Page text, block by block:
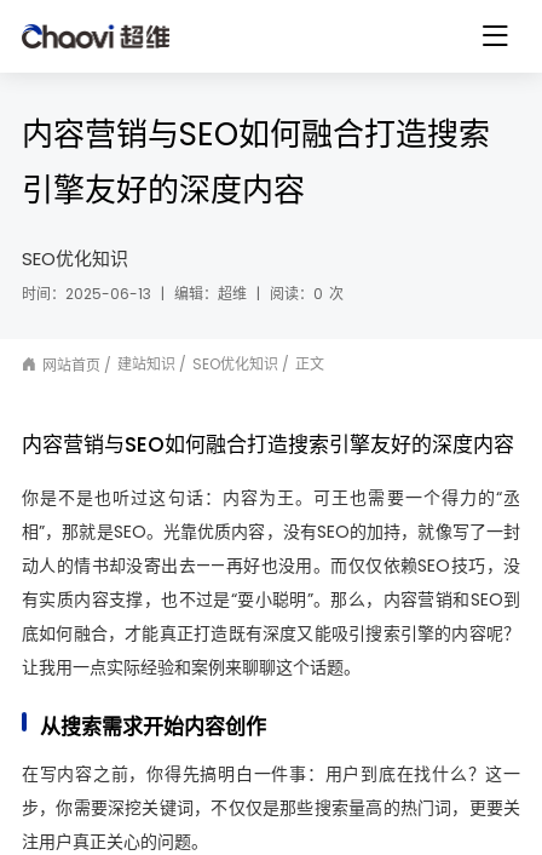
内容营销与SEO如何融合打造搜索
引擎友好的深度内容
SEO优化知识
时间：2025-06-13 | 编辑：超维 | 阅读： 0 次
网站首页 建站知识 SEO优化知识 正文
内容营销与SEO如何融合打造搜索引擎友好的深度内容
你是不是也听过这句话：内容为王。可王也需要一个得力的“丞
相”，那就是SEO。光靠优质内容，没有SEO的加持，就像写了一封
动人的情书却没寄出去——再好也没用。而仅仅依赖SEO技巧，没
有实质内容支撑，也不过是“耍小聪明”。那么，内容营销和SEO到
底如何融合，才能真正打造既有深度又能吸引搜索引擎的内容呢？
让我用一点实际经验和案例来聊聊这个话题。
从搜索需求开始内容创作
在写内容之前，你得先搞明白一件事：用户到底在找什么？这一
步，你需要深挖关键词，不仅仅是那些搜索量高的热门词，更要关
注用户真正关心的问题。